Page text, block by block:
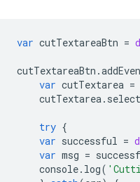
var cutTextareaBtn =
cutTextareaBtn .
var cutTextarea =
cutTextarea. select
try {
var successful =
var msg =
console. log(